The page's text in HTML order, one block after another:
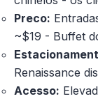
Preco:
~$19 - Buffet
Renaissance
Acesso: